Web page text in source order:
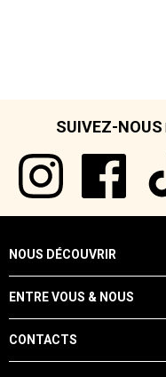
SUIVEZ-NOUS
NOUS DÉCOUVRIR
ENTRE VOUS & NOUS
CONTACTS